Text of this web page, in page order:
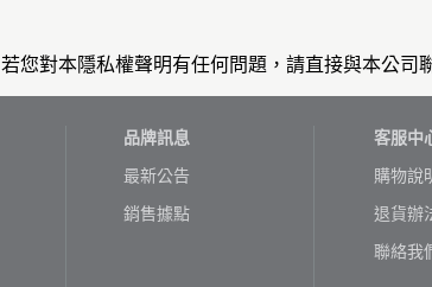
若您對本隱私權聲明有任何問題，請直接與本公司
品牌訊息
最新公告
銷售據點
客服中
購物說
退貨辦
聯絡我